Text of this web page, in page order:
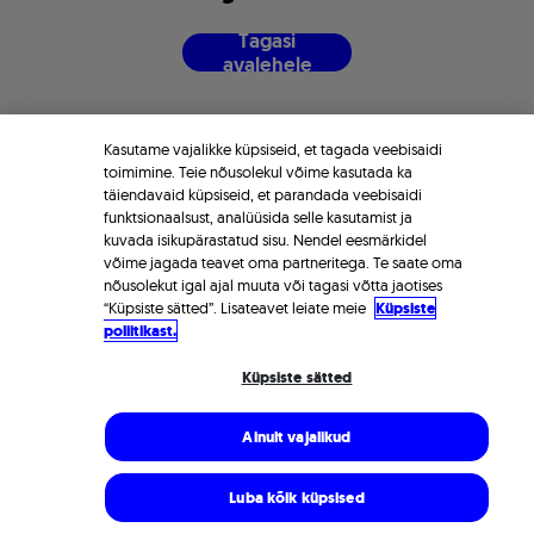
Tagasi
avalehele
Kasutame vajalikke küpsiseid, et tagada veebisaidi
toimimine. Teie nõusolekul võime kasutada ka
täiendavaid küpsiseid, et parandada veebisaidi
funktsionaalsust, analüüsida selle kasutamist ja
kuvada isikupärastatud sisu. Nendel eesmärkidel
võime jagada teavet oma partneritega. Te saate oma
nõusolekut igal ajal muuta või tagasi võtta jaotises
“Küpsiste sätted”. Lisateavet leiate meie Küpsiste
poliitikast.
Küpsiste sätted
Ainult vajalikud
Luba kõik küpsised